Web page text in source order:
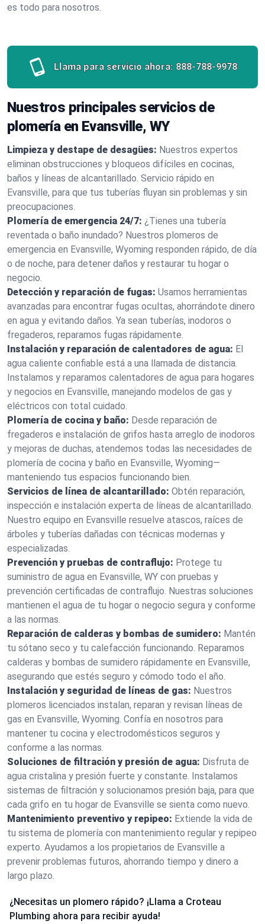
es todo para nosotros.
Llama para servicio ahora: 888-788-9978
Nuestros principales servicios de
plomería en Evansville, WY
Limpieza y destape de desagües: Nuestros expertos
eliminan obstrucciones y bloqueos difíciles en cocinas,
baños y líneas de alcantarillado. Servicio rápido en
Evansville, para que tus tuberías fluyan sin problemas y sin
preocupaciones.
Plomería de emergencia 24/7: ¿Tienes una tubería
reventada o baño inundado? Nuestros plomeros de
emergencia en Evansville, Wyoming responden rápido, de día
o de noche, para detener daños y restaurar tu hogar o
negocio.
Detección y reparación de fugas: Usamos herramientas
avanzadas para encontrar fugas ocultas, ahorrándote dinero
en agua y evitando daños. Ya sean tuberías, inodoros o
fregaderos, reparamos fugas rápidamente.
Instalación y reparación de calentadores de agua: El
agua caliente confiable está a una llamada de distancia.
Instalamos y reparamos calentadores de agua para hogares
y negocios en Evansville, manejando modelos de gas y
eléctricos con total cuidado.
Plomería de cocina y baño: Desde reparación de
fregaderos e instalación de grifos hasta arreglo de inodoros
y mejoras de duchas, atendemos todas las necesidades de
plomería de cocina y baño en Evansville, Wyoming—
manteniendo tus espacios funcionando bien.
Servicios de línea de alcantarillado: Obtén reparación,
inspección e instalación experta de líneas de alcantarillado.
Nuestro equipo en Evansville resuelve atascos, raíces de
árboles y tuberías dañadas con técnicas modernas y
especializadas.
Prevención y pruebas de contraflujo: Protege tu
suministro de agua en Evansville, WY con pruebas y
prevención certificadas de contraflujo. Nuestras soluciones
mantienen el agua de tu hogar o negocio segura y conforme
a las normas.
Reparación de calderas y bombas de sumidero: Mantén
tu sótano seco y tu calefacción funcionando. Reparamos
calderas y bombas de sumidero rápidamente en Evansville,
asegurando que estés seguro y cómodo todo el año.
Instalación y seguridad de líneas de gas: Nuestros
plomeros licenciados instalan, reparan y revisan líneas de
gas en Evansville, Wyoming. Confía en nosotros para
mantener tu cocina y electrodomésticos seguros y
conforme a las normas.
Soluciones de filtración y presión de agua: Disfruta de
agua cristalina y presión fuerte y constante. Instalamos
sistemas de filtración y solucionamos presión baja, para que
cada grifo en tu hogar de Evansville se sienta como nuevo.
Mantenimiento preventivo y repipeo: Extiende la vida de
tu sistema de plomería con mantenimiento regular y repipeo
experto. Ayudamos a los propietarios de Evansville a
prevenir problemas futuros, ahorrando tiempo y dinero a
largo plazo.
¿Necesitas un plomero rápido? ¡Llama a Croteau
Plumbing ahora para recibir ayuda!